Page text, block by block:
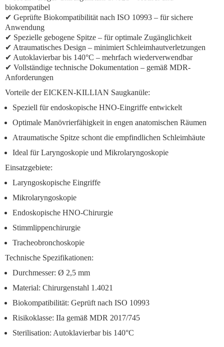
biokompatibel
✔ Geprüfte Biokompatibilität nach ISO 10993 – für sichere
Anwendung
✔ Spezielle gebogene Spitze – für optimale Zugänglichkeit
✔ Atraumatisches Design – minimiert Schleimhautverletzungen
✔ Autoklavierbar bis 140°C – mehrfach wiederverwendbar
✔ Vollständige technische Dokumentation – gemäß MDR-
Anforderungen
Vorteile der EICKEN-KILLIAN Saugkanüle:
Speziell für endoskopische HNO-Eingriffe entwickelt
Optimale Manövrierfähigkeit in engen anatomischen Räumen
Atraumatische Spitze schont die empfindlichen Schleimhäute
Ideal für Laryngoskopie und Mikrolaryngoskopie
Einsatzgebiete:
Laryngoskopische Eingriffe
Mikrolaryngoskopie
Endoskopische HNO-Chirurgie
Stimmlippenchirurgie
Tracheobronchoskopie
Technische Spezifikationen:
Durchmesser: Ø 2,5 mm
Material: Chirurgenstahl 1.4021
Biokompatibilität: Geprüft nach ISO 10993
Risikoklasse: IIa gemäß MDR 2017/745
Sterilisation: Autoklavierbar bis 140°C